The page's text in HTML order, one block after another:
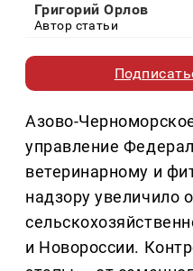
Григорий Орлов
Автор статьи
Азово-
управление
ветеринарному и
надзору увеличило
и Новороссии.